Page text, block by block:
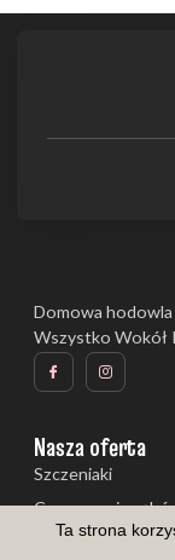
Domowa
Wszystko Wokół
Nasza oferta
Szczeniaki
Czyszczenie
Galeria
Ta strona